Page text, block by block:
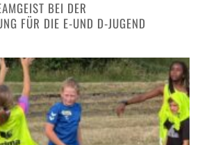
BEI DER H
FÜR DIE E-UND D-JUGEND